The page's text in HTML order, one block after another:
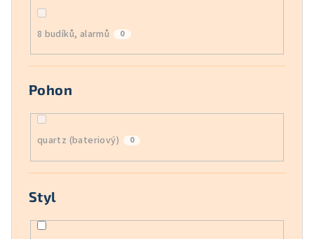
8 budíků, alarmů 0
Pohon
quartz (bateriový) 0
Styl